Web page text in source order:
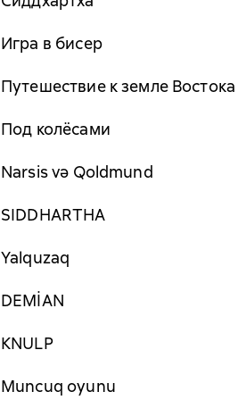
Игра в бисер
Путешествие к земле Востока
Под колёсами
Narsis və Qoldmund
SIDDHARTHA
Yalquzaq
DEMİAN
KNULP
Muncuq oyunu